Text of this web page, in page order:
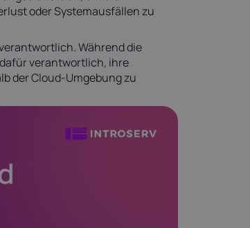
oder Systemausfällen zu
Während die
verantwortlich, ihre
der Cloud-Umgebung zu